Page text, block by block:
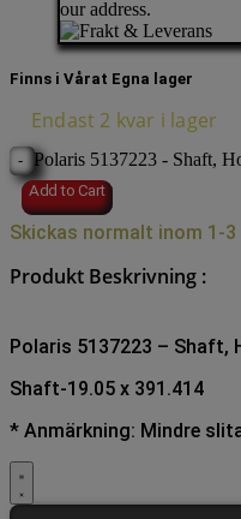
our address.
Finns i Vårat Egna lager
Endast 2 kvar i lager
- Polaris 5137223 - Shaft,
Add to Cart
Skickas normalt inom 1-
Produkt Beskrivning :
Polaris 5137223 – Shaft,
Shaft-19.05 x 391.414
* Anmärkning: Mindre